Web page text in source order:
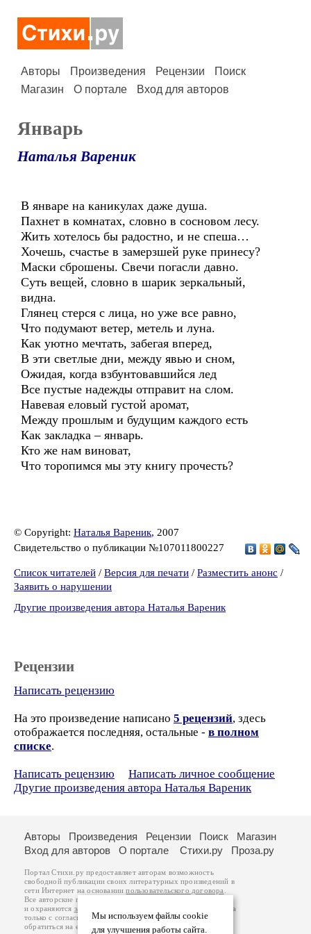
Авторы Произведения Рецензии
Поиск
Магазин
О портале Вход для авторов
Январь
Наталья Вареник
В январе на каникулах даже душа.
Пахнет в комнатах, словно в сосновом лесу.
Жить хотелось бы радостно, и не спеша…
Хочешь, счастье в замерзшей руке принесу?
Маски сброшены. Свечи погасли давно.
Суть вещей, словно в шарик зеркальный,
видна.
Глянец стерся с лица, но уже все равно,
Что подумают ветер, метель и луна.
Как уютно мечтать, забегая вперед,
В эти светлые дни, между явью и сном,
Ожидая, когда взбунтовавшийся лед
Все пустые надежды отправит на слом.
Навевая еловый густой аромат,
Между прошлым и будущим каждого есть
Как закладка – январь.
Кто же нам виноват,
Что торопимся мы эту книгу прочесть?
© Copyright: Наталья Вареник, 2007
Свидетельство о публикации №107011800227
Список читателей / Версия для печати / Разместить анонс /
Заявить о нарушении
Другие произведения автора Наталья Вареник
Рецензии
Написать рецензию
На это произведение написано 5 рецензий, здесь
отображается последняя, остальные - в полном
списке.
Написать рецензию
Написать личное сообщение
Другие произведения автора Наталья Вареник
Мы используем файлы cookie
для улучшения работы сайта.
Авторы Произведения Рецензии Поиск
Магазин
Вход для авторов
О портале Стихи.ру Проза.ру
Портал Стихи.ру предоставляет авторам возможность
свободной публикации своих литературных произведений в
сети Интернет на основаниипользовательского договора
Все авторские права на произведения принадлежат авторам
и охраняются законом
. Перепечатка произведений возможна
только с согласия его автора, к которому вы можете
обратиться на его авторской странице. Ответственность за